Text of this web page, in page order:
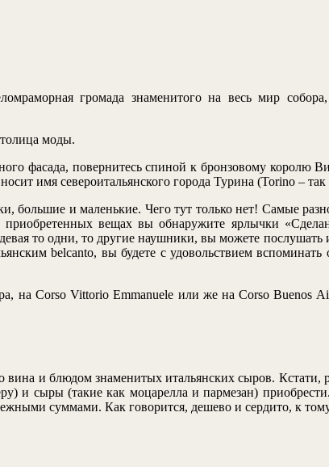
громада знаменитого на весь мир
моды.
фасада, повернитесь спиной к бронзовому
имя североитальянского города Турина (Torino – так
большие и маленькие. Чего тут только нет! Самые
вещах вы обнаружите ярлычки
то одни, то другие наушники, вы можете
belcanto, вы будете с удовольствием вспоминать
на Corso Vittorio Emmanuele или же на Corso Buenos
и блюдом знаменитых итальянских сыров. Кстати,
и сыры (такие как моцарелла и пармезан)
суммами. Как говорится, дешево и сердито, к